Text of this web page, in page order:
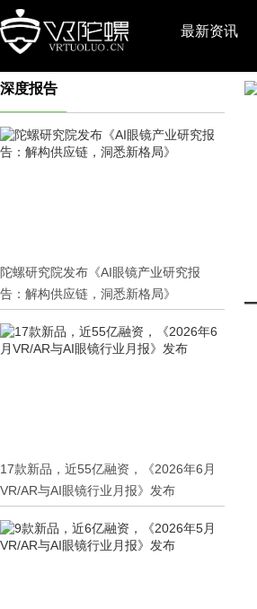
最新资讯
深度报告
陀螺研究院发布《AI眼镜产业研究报
告：解构供应链，洞悉新格局》
17款新品，近55亿融资，《2026年6月
VR/AR与AI眼镜行业月报》发布